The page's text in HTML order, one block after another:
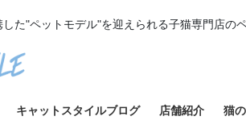
た"ペットモデル"を迎えられる子猫専門店の
キャットスタイルブログ 店舗紹介 猫